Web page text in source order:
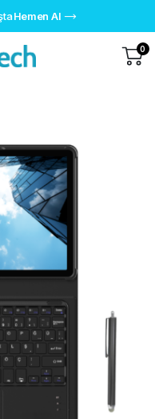
Hemen Al
0